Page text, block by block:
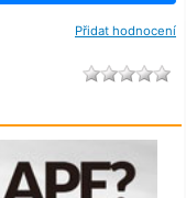
Přidat hodnocení